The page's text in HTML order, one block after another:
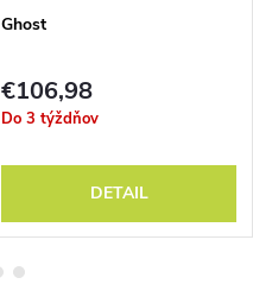
Ghost
€106,98
Do 3 týždňov
DETAIL